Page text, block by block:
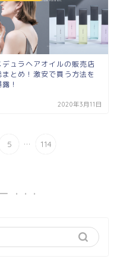
デュラヘアオイルの販売店
まとめ！激安で買う方法を
！
2020年3月11日
5 ... 114